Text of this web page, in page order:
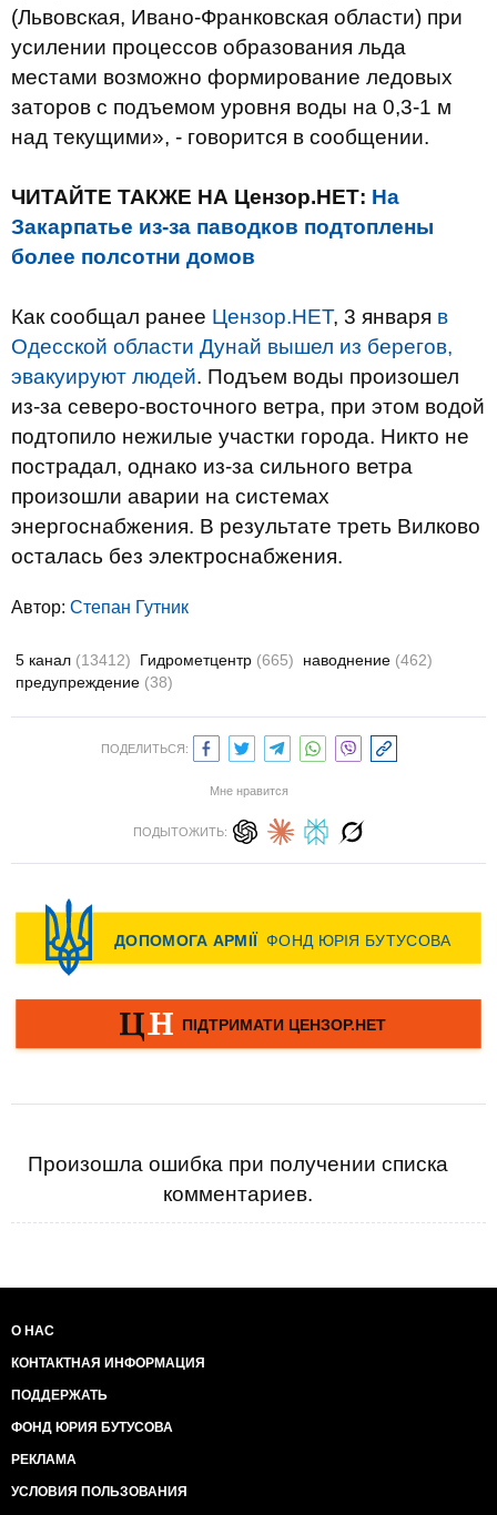
(Львовская, Ивано-Франковская области) при
усилении процессов образования льда
местами возможно формирование ледовых
заторов с подъемом уровня воды на 0,3-1 м
над текущими», - говорится в сообщении.
ЧИТАЙТЕ ТАКЖЕ НА Цензор.НЕТ: На
Закарпатье из-за паводков подтоплены
более полсотни домов
Как сообщал ранее Цензор.НЕТ, 3 января в
Одесской области Дунай вышел из берегов,
эвакуируют людей. Подъем воды произошел
из-за северо-восточного ветра, при этом водой
подтопило нежилые участки города. Никто не
пострадал, однако из-за сильного ветра
произошли аварии на системах
энергоснабжения. В результате треть Вилково
осталась без электроснабжения.
Автор: Степан Гутник
5 канал (13412) Гидрометцентр (665) наводнение (462)
предупреждение (38)
ПОДЕЛИТЬСЯ:
Мне нравится
ПОДЫТОЖИТЬ:
Произошла ошибка при получении списка
комментариев.
О НАС
КОНТАКТНАЯ ИНФОРМАЦИЯ
ПОДДЕРЖАТЬ
ФОНД ЮРИЯ БУТУСОВА
РЕКЛАМА
УСЛОВИЯ ПОЛЬЗОВАНИЯ